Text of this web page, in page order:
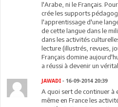
l'Arabe, ni le Français.
crée les supports
l'apprentissage d'une
de cette langue dans le
dans les activités
lecture (illustrés, revues,
Français domine
a réussi à devenir un
JAWADI - 16-09-2014 20:39
A quoi sert de continuer à
même en France les